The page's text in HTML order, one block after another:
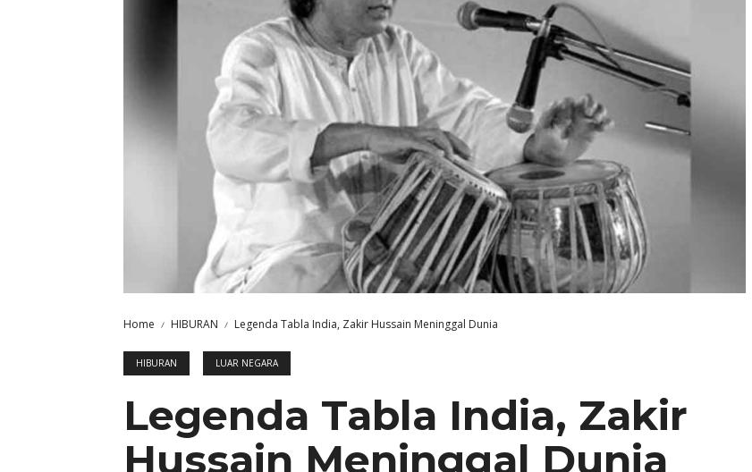
Home HIBURAN Legenda Tabla India, Zakir Hussain Meninggal Dunia
HIBURAN LUAR NEGARA
Legenda Tabla India, Zakir
Hussain Meninggal Dunia